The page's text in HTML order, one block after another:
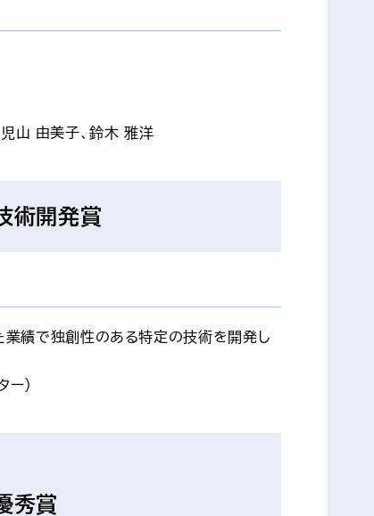
山 由美子、鈴木 雅洋
術開発賞
業績で独創性のある特定の技術を開発し
）
秀賞